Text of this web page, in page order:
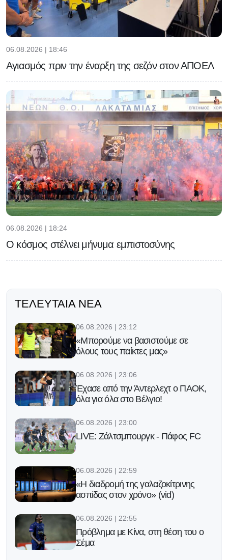
06.08.2026 | 18:46
Αγιασμός πριν την έναρξη της σεζόν στον ΑΠΟΕΛ
06.08.2026 | 18:24
Ο κόσμος στέλνει μήνυμα εμπιστοσύνης
ΤΕΛΕΥΤΑΊΑ ΝΈΑ
06.08.2026 | 23:12
«Μπορούμε να βασιστούμε σε
όλους τους παίκτες μας»
06.08.2026 | 23:06
Έχασε από την Άντερλεχτ ο ΠΑΟΚ,
όλα για όλα στο Βέλγιο!
06.08.2026 | 23:00
LIVE: Ζάλτσμπουργκ - Πάφος FC
06.08.2026 | 22:59
«Η διαδρομή της γαλαζοκίτρινης
ασπίδας στον χρόνο» (vid)
06.08.2026 | 22:55
Πρόβλημα με Κίνα, στη θέση του ο
Σέμα